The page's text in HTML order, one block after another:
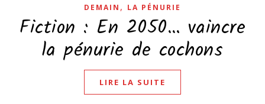
DEMAIN , LA PÉNURIE
Fiction : En 2050… vaincre
la pénurie de cochons
LIRE LA SUITE